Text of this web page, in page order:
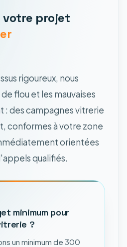
votre projet
rigoureux, nous
flou et les mauvaises
: des campagnes vitrerie
conformes à votre zone
orientées
qualifiés.
minimum pour
?
un minimum de 300